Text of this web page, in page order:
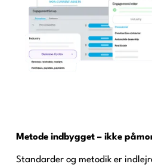
Metode indbygget – ikke
Standarder og metodik er